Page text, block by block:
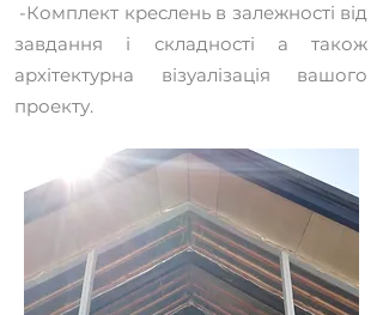
-Комплект креслень в залежності від
завдання і складності а також
архітектурна візуалізація вашого
проекту.